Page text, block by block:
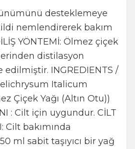
desteklemeye
nemlendirerek bakım
YÖNTEMİ: Ölmez çiçek
distilasyon
INGREDIENTS /
Italicum
Çiçek Yağı (Altın Otu))
: Cilt için uygundur. CİLT
Cilt bakımında
ml sabit taşıyıcı bir yağ